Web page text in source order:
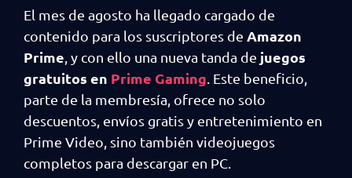
El mes de agosto ha llegado cargado de
contenido para los suscriptores de Amazon
Prime , y con ello una nueva tanda de juegos
gratuitos en Prime Gaming . Este beneficio,
parte de la membresía, ofrece no solo
descuentos, envíos gratis y entretenimiento en
Prime Video, sino también videojuegos
completos para descargar en PC.